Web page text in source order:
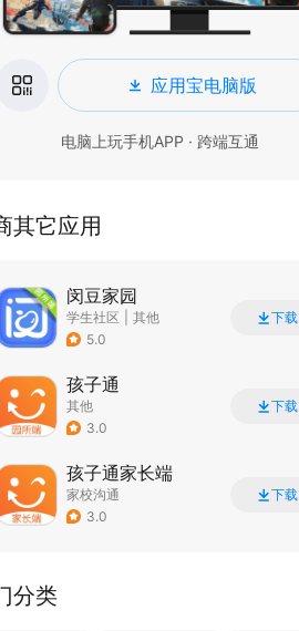
应用宝电脑版
电脑上玩手机APP · 跨端互通
其它应用
闵豆家园
学生社区
其他
5.0
下载
孩子通
其他
3.0
下载
孩子通家长端
家校沟通
3.0
下载
分类